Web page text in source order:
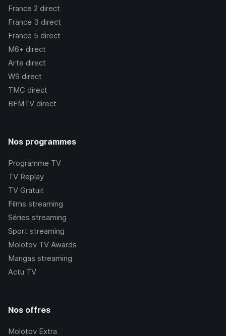
France 2 direct
France 3 direct
France 5 direct
M6+ direct
Arte direct
W9 direct
TMC direct
BFMTV direct
Nos programmes
Programme TV
TV Replay
TV Gratuit
Films streaming
Séries streaming
Sport streaming
Molotov TV Awards
Mangas streaming
Actu TV
Nos offres
Molotov Extra